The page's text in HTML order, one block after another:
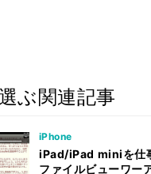
ぶ関連記事
iPhone
iPad/iPad miniを仕
ファイルビューワー